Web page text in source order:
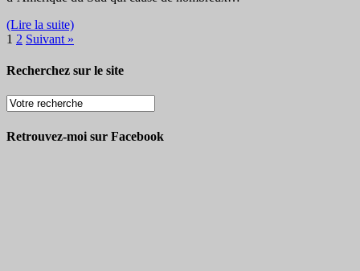
(Lire la suite)
1 2 Suivant »
Recherchez sur le site
Retrouvez-moi sur Facebook